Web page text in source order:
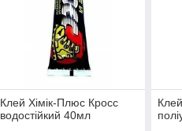
Клей Хімік-Плюс Кросс
водостійкий 40мл